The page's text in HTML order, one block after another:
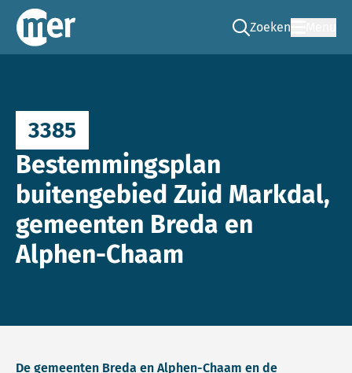
Commissie mer
Zoeken
Ga naar de zoek
3385
Bestemmingsplan
buitengebied Zuid Markdal,
gemeenten Breda en
Alphen-Chaam
De gemeenten Breda en Alphen-Chaam en de